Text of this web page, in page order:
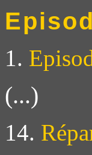
1.
(...)
14.